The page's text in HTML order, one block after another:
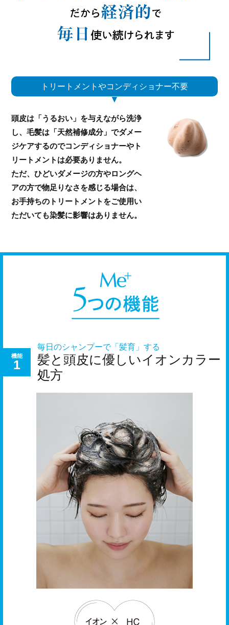
トリートメントやコンディショナー不要
頭皮は「うるおい」を与えながら洗浄
し、毛髪は「天然補修成分」でダメー
ジケアするのでコンディショナーやト
リートメントは必要ありません。
ただ、ひどいダメージの方やロングヘ
アの方で物足りなさを感じる場合は、
お手持ちのトリートメントをご使用い
ただいても染髪に影響はありません。
機能
1
毎日のシャンプーで「髪育」する
髪と頭皮に優しいイオンカラー
処方